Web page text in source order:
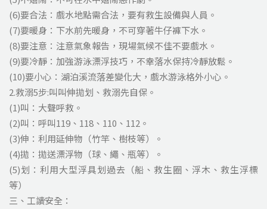
(6)要合法：戲水地點需合法，要有救生設備與人員。
(7)要暖身：下水前先暖身，不可穿著牛仔褲下水。
(8)要注意：注意氣象報告，現場氣候不佳不要戲水。
(9)要冷靜：加強游泳漂浮技巧，不幸落水保持冷靜放鬆。
(10)要小心：湖泊溪流落差變化大，戲水游泳格外小心。
2.救溺5步:叫叫伸拋划、救溺先自保。
(1)叫：大聲呼救。
(2)叫：呼叫119、118、110、112。
(3)伸：利用延伸物（竹竿、樹枝等）。
(4)拋：拋送漂浮物（球、繩、瓶等）。
(5)划：利用大型浮具划過去（船、救生圈、浮木、救生浮標
等）
三、工讀安全：